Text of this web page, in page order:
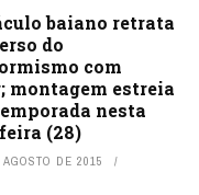
baiano retrata
do
com
montagem estreia
nesta
(28)
DE 2015